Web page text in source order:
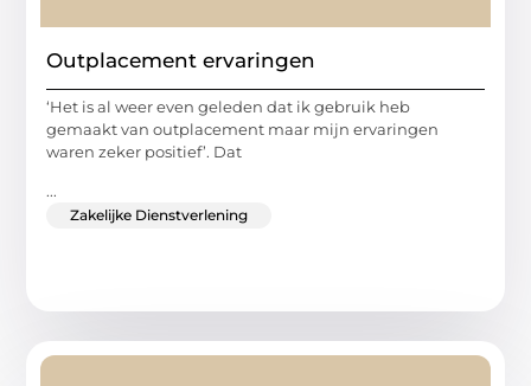
Outplacement ervaringen
‘Het is al weer even geleden dat ik gebruik heb
gemaakt van outplacement maar mijn ervaringen
waren zeker positief’. Dat
...
Zakelijke Dienstverlening